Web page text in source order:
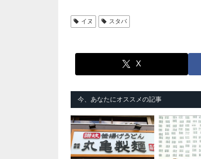
イヌ スタバ
X
今、あなたにオススメの記事